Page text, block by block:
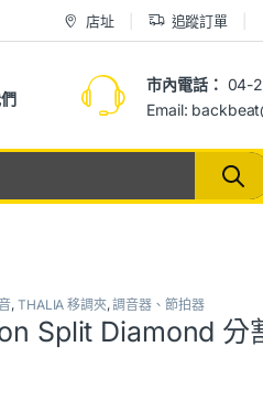
店址 追蹤訂單
市內電話： 04-
Email:
,THALIA 移調夾,調音器、節拍器
Split Diamond 分